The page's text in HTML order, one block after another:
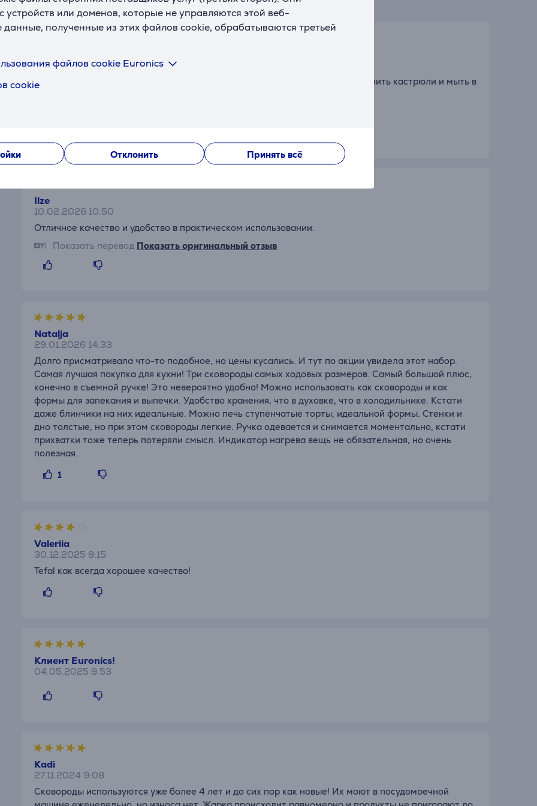
устройств или доменов, которые не управляются этой веб-
данные, полученные из этих файлов cookie, обрабатываются третьей
файлов cookie Euronics
cookie
Отклонить Принять всё
17.07.2026 5:11
Мне нравится ручка, ее можно прикрепить при необходимости, удобно хранить кастрюли и мыть в
Ilze
10.02.2026 10:50
Отличное качество и удобство в практическом использовании.
Показать перевод Показать оригинальный отзыв
Nataļja
29.01.2026 14:33
Долго присматривала что-то подобное, но цены кусались. И тут по акции увидела этот набор.
Самая лучшая покупка для кухни! Три сковороды самых ходовых размеров. Самый большой плюс,
конечно в съемной ручке! Это невероятно удобно! Можно использовать как сковороды и как
формы для запекания и выпечки. Удобство хранения, что в духовке, что в холодильнике. Кстати
даже блинчики на них идеальные. Можно печь ступенчатые торты, идеальной формы. Стенки и
дно толстые, но при этом сковороды легкие. Ручка одевается и снимается моментально, кстати
прихватки тоже теперь потеряли смысл. Индикатор нагрева вещь не обязательная, но очень
полезная.
1
Valeriia
30.12.2025 9:15
Tefal как всегда хорошее качество!
Клиент Euronics!
04.05.2025 9:53
Kadi
27.11.2024 9:08
Сковороды используются уже более 4 лет и до сих пор как новые! Их моют в посудомоечной